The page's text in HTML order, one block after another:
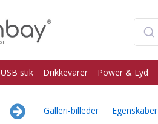
USB stik Drikkevarer Power & Lyd
Galleri-billeder Egenskaber